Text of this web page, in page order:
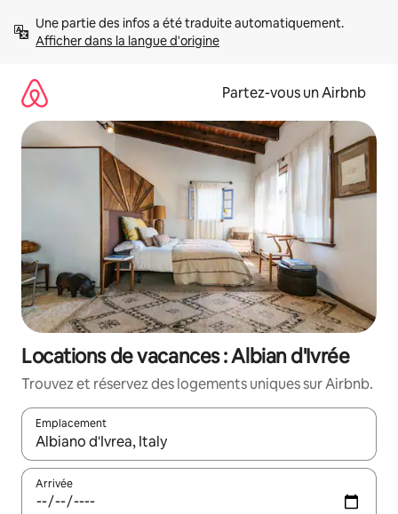
directement
Afficher dans la langue d'origine
Partez-vous un Airbnb
Locations de vacances : Albian d'Ivrée
Trouvez et réservez des logements uniques sur Airbnb.
Emplacement
Quand les résultats sont affichés, parcourez-les en utilisant
Arrivée